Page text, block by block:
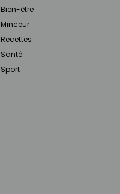
Bien-être
Minceur
Recettes
Santé
Sport